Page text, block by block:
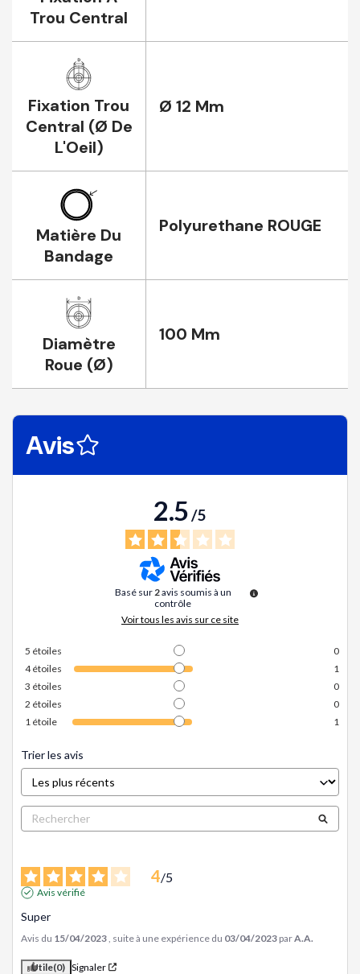
Trou Central
Fixation Trou
Central (Ø De
L'Oeil)
Ø 12 Mm
Matière Du
Bandage
Polyurethane ROUGE
Diamètre
Roue (Ø)
100 Mm
Avis
2.5/5
Basé sur 2avis soumis à un
contrôle
Voir tous les avis sur ce site
5 étoiles
0
4étoiles
1
3 étoiles
0
2 étoiles
0
1 étoile 1
Trier les avis
4/5
Avis vérifié
Super
Avis du 15/04/2023 , suite à une expérience du 03/04/2023 parA.A.
Utile(0) Signaler